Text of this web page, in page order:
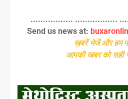
................. .................
Send us news at:
ख़बरें भेजें और हम
आपकी खबर को सही